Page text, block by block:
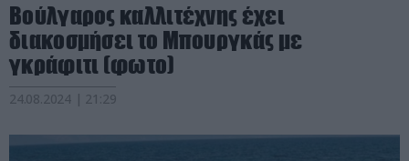
Βούλγαρος καλλιτέχνης έχει
διακοσμήσει το Μπουργκάς με
γκράφιτι (φωτο)
24.08.2024 | 21:29